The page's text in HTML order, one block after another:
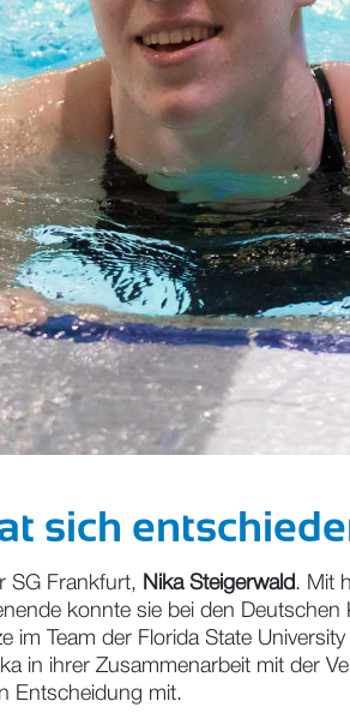
sich
SG Frankfurt, Nika Steigerwald
. Mit
konnte sie bei den Deutschen